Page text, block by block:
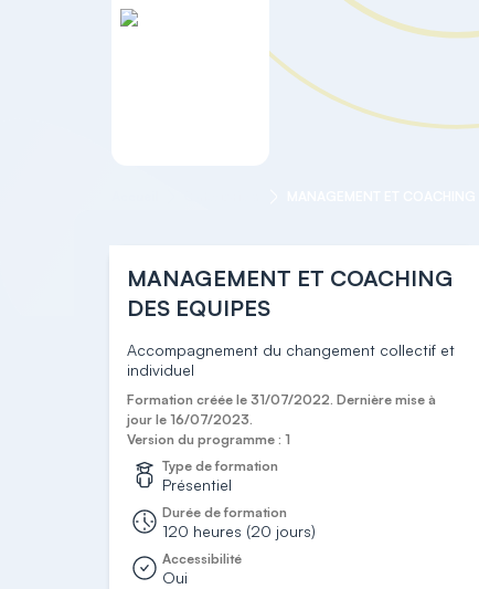
MANAGEMENT ET COACHING
DES EQUIPES
Accompagnement du changement collectif et
individuel
Formation créée le 31/07/2022. Dernière mise à
jour le 16/07/2023.
Version du programme : 1
Type de formation
Présentiel
Durée de formation
120 heures (20 jours)
Accessibilité
Oui